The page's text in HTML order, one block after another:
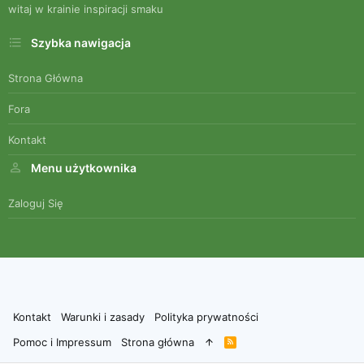
witaj w krainie inspiracji smaku
Szybka nawigacja
Strona Główna
Fora
Kontakt
Menu użytkownika
Zaloguj Się
Kontakt Warunki i zasady
Polityka prywatności
Pomoc i Impressum
Strona główna
R
S